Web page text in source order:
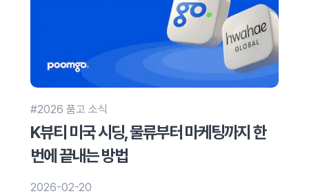
#2026 품고 소식
K뷰티 미국 시딩, 물류부터 마케팅까지 한
번에 끝내는 방법
2026-02-20